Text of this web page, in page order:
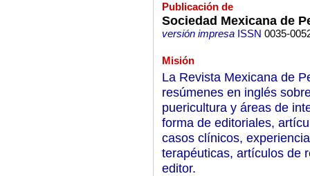
Publicación de
Sociedad Mexicana de
versión impresaISSN 0035-
Misión
La Revista Mexicana de
resúmenes en inglés
puericultura y áreas de
forma de editoriales,
casos clínicos,
terapéuticas, artículos de
editor.